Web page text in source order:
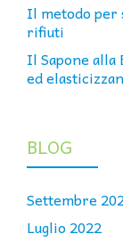
Il metodo per
rifiuti
Il Sapone alla
ed
BLOG
Settembre
Luglio 2022